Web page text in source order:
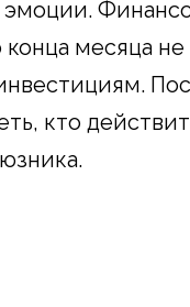
эмоции.
конца месяца
кто